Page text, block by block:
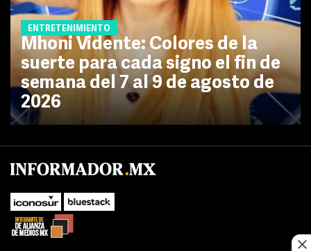
ENTRETENIMIENTO
Mhoni Vidente: Colores de la
suerte para cada signo el fin de
semana del 7 al 9 de agosto de
2026